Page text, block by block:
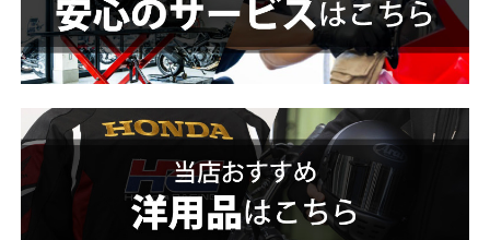
ホンダドリーム 船橋
ホンダドリーム 松戸
ホンダドリーム 蘇我
奈良県
ホンダドリーム 奈良